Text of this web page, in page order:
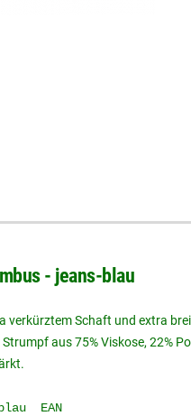
- jeans-blau
verkürztem Schaft und extra
aus 75% Viskose, 22%
EAN